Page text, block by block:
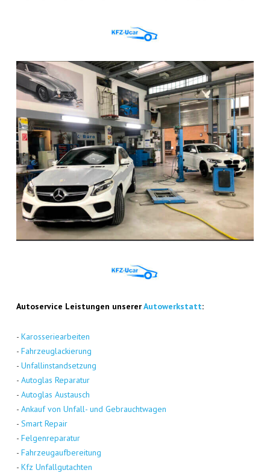
Auto­ser­vice Leis­tun­gen unse­rerAuto­werk­statt:
- Karos­se­rie­ar­bei­ten
- Fahr­zeug­la­ckie­rung
- Unfall­in­stand­set­zung
- Auto­glas Repa­ra­tur
- Auto­glas Aus­tausch
- Ankauf von Unfall- und Gebraucht­wa­gen
- Smart Repair
- Fel­gen­re­pa­ra­tur
- Fahr­zeug­auf­be­rei­tung
- Kfz Unfall­gut­ach­ten